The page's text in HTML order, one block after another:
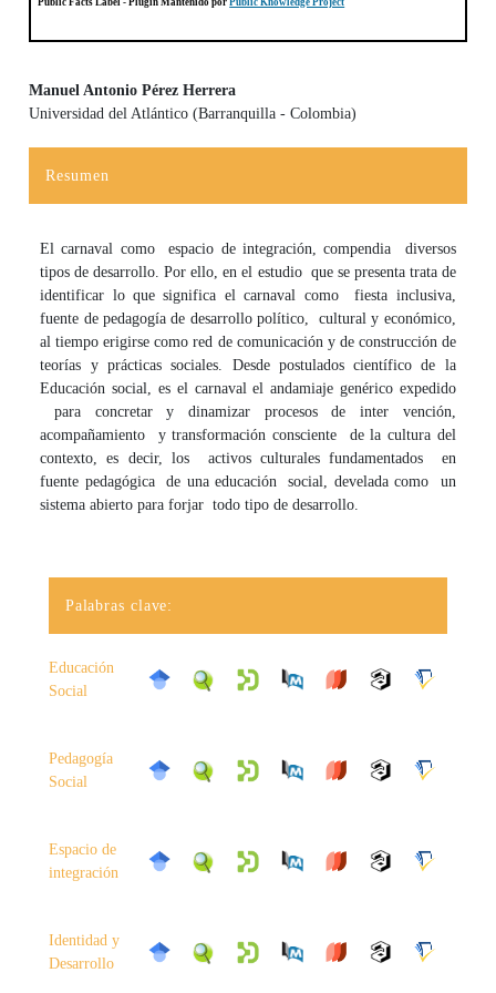
Public Facts Label - Plugin Mantenido porPublic Knowledge Project
Contenido principal del artículo
Manuel Antonio Pérez Herrera
Universidad del Atlántico (Barranquilla - Colombia)
Resumen
El carnaval como espacio de integración, compendia diversos
tipos de desarrollo. Por ello, en el estudio que se presenta trata de
identificar lo que significa el carnaval como fiesta inclusiva,
fuente de pedagogía de desarrollo político, cultural y económico,
al tiempo erigirse como red de comunicación y de construcción de
teorías y prácticas sociales. Desde postulados científico de la
Educación social, es el carnaval el andamiaje genérico expedido
para concretar y dinamizar procesos de inter vención,
acompañamiento y transformación consciente de la cultura del
contexto, es decir, los activos culturales fundamentados en
fuente pedagógica de una educación social, develada como un
sistema abierto para forjar todo tipo de desarrollo.
Palabras clave:
Educación
Social
Pedagogía
Social
Espacio de
integración
Identidad y
Desarrollo